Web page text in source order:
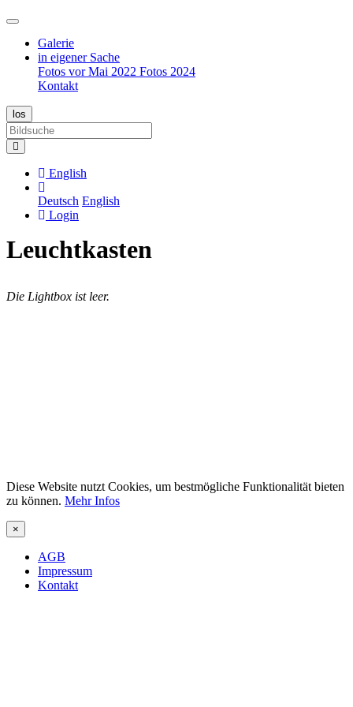
Galerie
in eigener Sache
Fotos vor Mai 2022 Fotos 2024
Kontakt
English
Deutsch English
Login
Leuchtkasten
Die Lightbox ist leer.
Diese Website nutzt Cookies, um bestmögliche Funktionalität bieten
zu können. Mehr Infos
×
AGB
Impressum
Kontakt